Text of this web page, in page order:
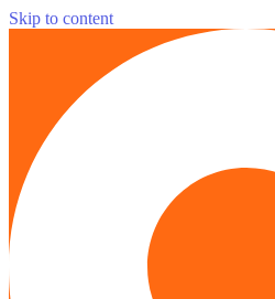
Skip to content